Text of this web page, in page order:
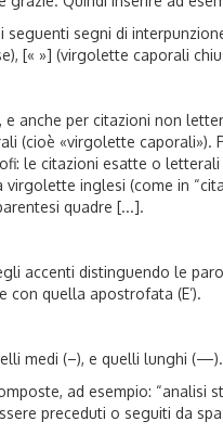
segni di
[« »] (virgolette caporali
anche per citazioni non
(cioè «virgolette
le citazioni esatte o
inglesi (come in
quadre [...].
accenti distinguendo le
con quella apostrofata (E’).
medi (–), e quelli lunghi (—).
ad esempio: “analisi
preceduti o seguiti da